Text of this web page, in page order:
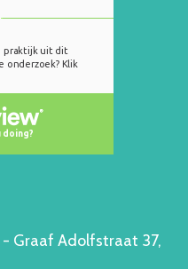
Graaf Adolfstraat 37,